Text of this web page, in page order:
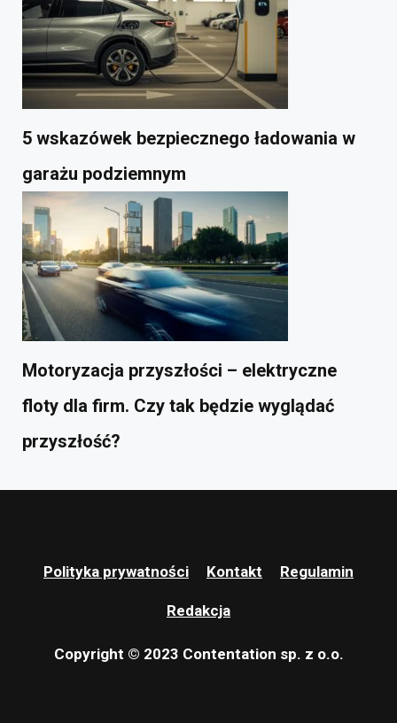
5 wskazówek bezpiecznego ładowania w
garażu podziemnym
Motoryzacja przyszłości – elektryczne
floty dla firm. Czy tak będzie wyglądać
przyszłość?
Polityka prywatności Kontakt Regulamin
Redakcja
Copyright © 2023 Contentation sp. z o.o.